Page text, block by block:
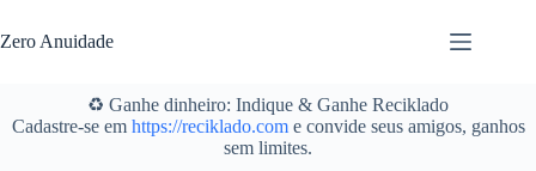
para
o
Zero Anuidade
♻️ Ganhe dinheiro: Indique & Ganhe Reciklado
Cadastre-se em https://reciklado.come convide seus amigos, ganhos
sem limites.